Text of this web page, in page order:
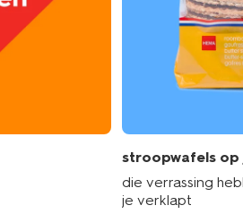
stroopwafels op
die verrassing
je verklapt